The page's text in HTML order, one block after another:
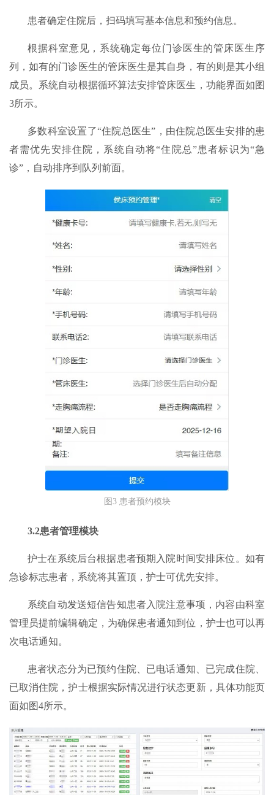
患者确定住院后，扫码填写基本信息和预约信息。
根据科室意见，系统确定每位门诊医生的管床医生序
列，如有的门诊医生的管床医生是其自身，有的则是其小组
成员。系统自动根据循环算法安排管床医生，功能界面如图
3所示。
多数科室设置了“住院总医生”，由住院总医生安排的患
者需优先安排住院，系统自动将“住院总”患者标识为“急
诊”，自动排序到队列前面。
图3 患者预约模块
3.2患者管理模块
护士在系统后台根据患者预期入院时间安排床位。如有
急诊标志患者，系统将其置顶，护士可优先安排。
系统自动发送短信告知患者入院注意事项，内容由科室
管理员提前编辑确定，为确保患者通知到位，护士也可以再
次电话通知。
患者状态分为已预约住院、已电话通知、已完成住院、
已取消住院，护士根据实际情况进行状态更新，具体功能页
面如图4所示。